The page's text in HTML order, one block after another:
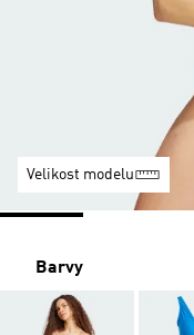
Velikost modelu
Barvy